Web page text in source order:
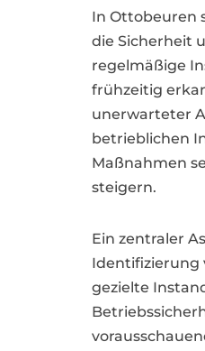
In Ottobeuren
die Sicherheit
regelmäßige
frühzeitig
unerwarteter
betrieblichen
Maßnahmen
steigern.
Ein zentraler
Identifizierung
gezielte